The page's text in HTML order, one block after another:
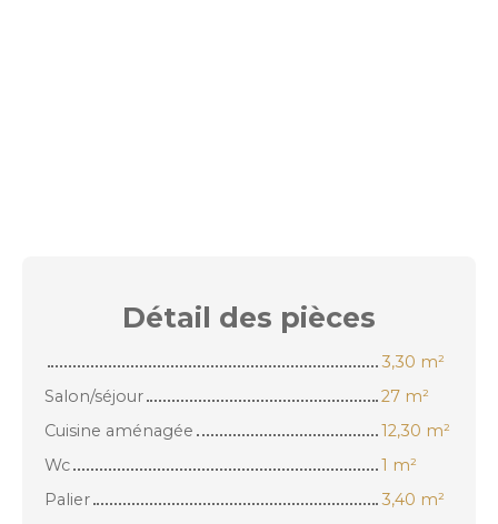
Détail des pièces
3,30 m²
Salon/séjour
27 m²
Cuisine aménagée
12,30 m²
Wc
1 m²
Palier
3,40 m²